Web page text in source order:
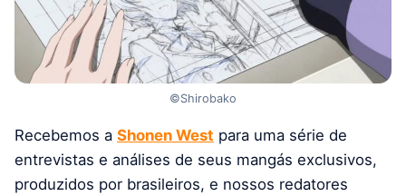
©Shirobako
Recebemos a Shonen West para uma série de
entrevistas e análises de seus mangás exclusivos,
produzidos por brasileiros, e nossos redatores